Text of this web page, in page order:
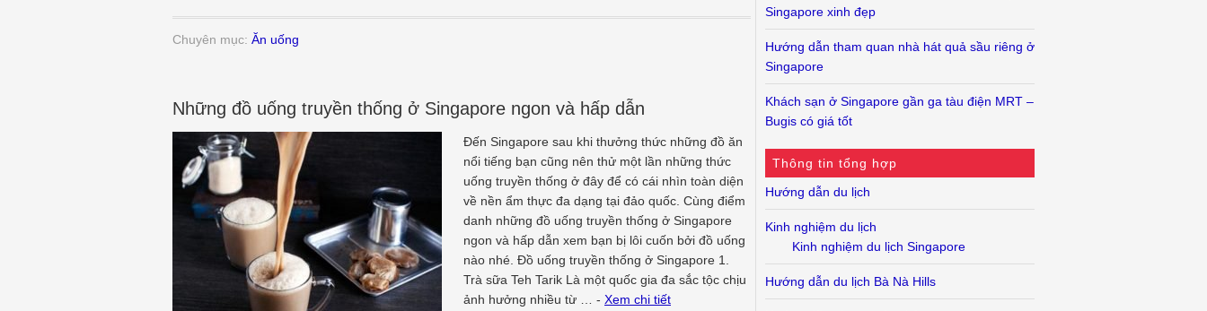
Chuyên mục: Ăn uống
Những đồ uống truyền thống ở Singapore ngon và hấp dẫn
Đến Singapore sau khi thưởng thức những đồ ăn
nổi tiếng bạn cũng nên thử một lần những thức
uống truyền thống ở đây để có cái nhìn toàn diện
về nền ẩm thực đa dạng tại đảo quốc. Cùng điểm
danh những đồ uống truyền thống ở Singapore
ngon và hấp dẫn xem bạn bị lôi cuốn bởi đồ uống
nào nhé. Đồ uống truyền thống ở Singapore 1.
Trà sữa Teh Tarik Là một quốc gia đa sắc tộc chịu
ảnh hưởng nhiều từ … - Xem chi tiết
Singapore xinh đẹp
Hướng dẫn tham quan nhà hát quả sầu riêng ở
Singapore
Khách sạn ở Singapore gần ga tàu điện MRT –
Bugis có giá tốt
Thông tin tổng hợp
Hướng dẫn du lịch
Kinh nghiệm du lịch
Kinh nghiệm du lịch Singapore
Hướng dẫn du lịch Bà Nà Hills